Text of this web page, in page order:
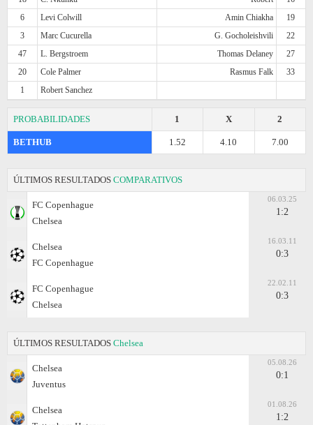
6
Levi Colwill Amin Chiakha
19
3
Marc Cucurella G. Gocholeishvili
22
47
L. Bergstroem Thomas Delaney
27
20
Cole Palmer Rasmus Falk
33
1
Robert Sanchez
PROBABILIDADES 2
X
1
BETHUB 7.00
4.10
1.52
ÚLTIMOS RESULTADOS COMPARATIVOS
FC Copenhague
Chelsea
06.03.25
1:2
Chelsea
FC Copenhague
16.03.11
0:3
FC Copenhague
Chelsea
22.02.11
0:3
ÚLTIMOS RESULTADOS Chelsea
Chelsea
Juventus
05.08.26
0:1
Chelsea
01.08.26
1:2